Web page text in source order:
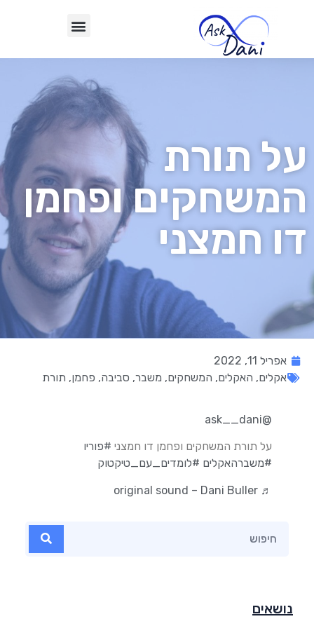
על תורת
המשחקים ופחמן
דו חמצני
נושאים
אפריל 11, 2022
אקלים, האקלים, המשחקים, משבר, סביבה, פחמן, תורת
@ask__dani
על תורת המשחקים ופחמן דו חמצני #פוריו
#משברהאקלים #לומדים_עם_טיקטוק
♬ original sound – Dani Buller